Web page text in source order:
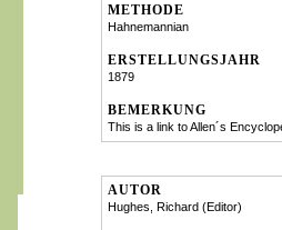
METHODE
Hahnemannian
ERSTELLUNGSJAHR
1879
BEMERKUNG
This is a link to Allen´s
AUTOR
Hughes, Richard (Editor)